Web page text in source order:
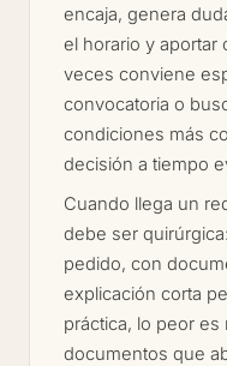
encaja, genera
el horario y aportar
veces conviene
convocatoria o
condiciones más
decisión a tiempo
Cuando llega un
debe ser
pedido, con
explicación corta
práctica, lo peor es
documentos que